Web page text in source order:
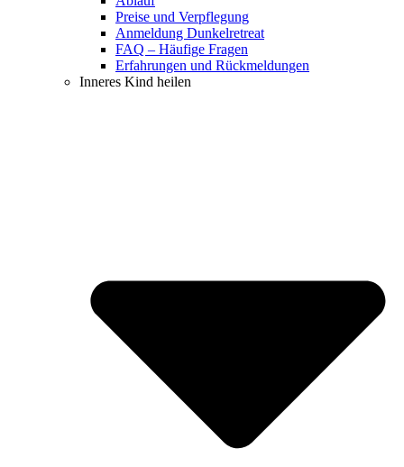
Preise und Verpflegung
Anmeldung Dunkelretreat
FAQ – Häufige Fragen
Erfahrungen und Rückmeldungen
Inneres Kind heilen